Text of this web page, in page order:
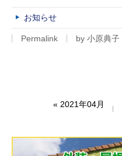
お知らせ
Permalink by 小原典子
« 2021年04月